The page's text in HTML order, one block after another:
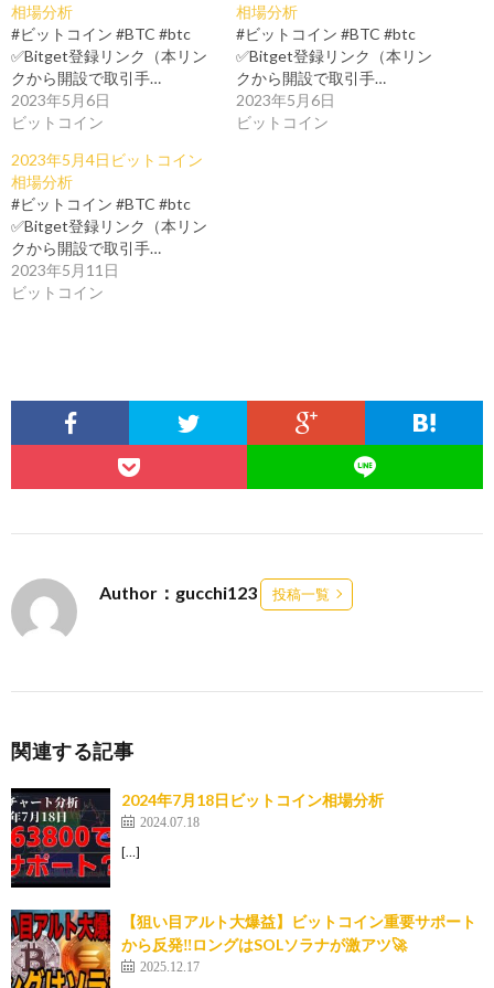
相場分析
#ビットコイン #BTC #btc
✅Bitget登録リンク（本リン
クから開設で取引手…
2023年5月6日
ビットコイン
相場分析
#ビットコイン #BTC #btc
✅Bitget登録リンク（本リン
クから開設で取引手…
2023年5月6日
ビットコイン
2023年5月4日ビットコイン
相場分析
#ビットコイン #BTC #btc
✅Bitget登録リンク（本リン
クから開設で取引手…
2023年5月11日
ビットコイン
Author：gucchi123 投稿一覧
関連する記事
2024年7月18日ビットコイン相場分析
2024.07.18
[…]
【狙い目アルト大爆益】ビットコイン重要サポート
から反発‼️ロングはSOLソラナが激アツ🚀
2025.12.17